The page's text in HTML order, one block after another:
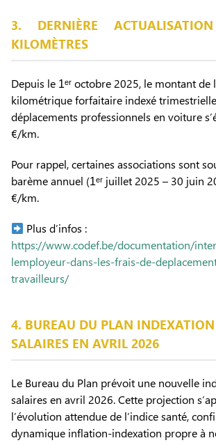
3. DERNIÈRE
KILOMÈTRES
Depuis le 1ᵉʳ octobre 2025, le montant de
kilométrique forfaitaire indexé
déplacements professionnels en voiture
€/km.
Pour rappel, certaines associations sont
barème annuel (1ᵉʳ juillet 2025 – 30 juin
€/km.
Plus d’infos :
https://www.codef.be/documentation/
lemployeur-dans-les-frais-de-
travailleurs/
4. BUREAU DU PLAN INDEXATION
SALAIRES EN AVRIL 2026
Le Bureau du Plan prévoit une nouvelle
salaires en avril 2026. Cette projection
l’évolution attendue de l’indice santé,
dynamique inflation-indexation propre à